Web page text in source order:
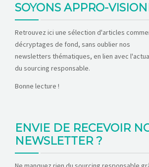
SOYONS APPRO-
Retrouvez ici une sélection d'articles
décryptages de fond, sans oublier nos
newsletters thématiques, en lien avec
du sourcing responsable.
Bonne lecture !
ENVIE DE RECEVOIR
NEWSLETTER ?